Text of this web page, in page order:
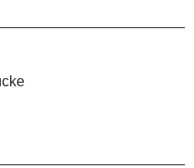
fügt sich
sehr langen